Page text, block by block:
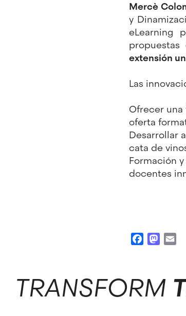
Mercè
y
eLearning
extensión
Las
Ofrecer
oferta
Desarrollar
cata de
Formación
docentes
Facebook
TRANSFORM